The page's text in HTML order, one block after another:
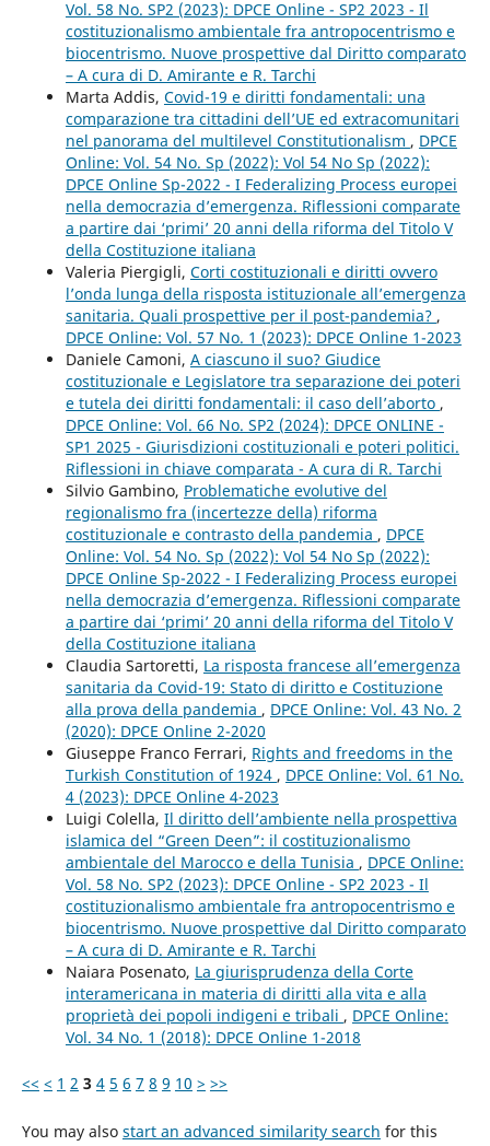
Vol. 58 No. SP2 (2023): DPCE Online - SP2 2023 - Il
costituzionalismo ambientale fra antropocentrismo e
biocentrismo. Nuove prospettive dal Diritto comparato
– A cura di D. Amirante e R. Tarchi
Marta Addis, Covid-19 e diritti fondamentali: una
comparazione tra cittadini dell’UE ed extracomunitari
nel panorama del multilevel Constitutionalism , DPCE
Online: Vol. 54 No. Sp (2022): Vol 54 No Sp (2022):
DPCE Online Sp-2022 - I Federalizing Process europei
nella democrazia d’emergenza. Riflessioni comparate
a partire dai ‘primi’ 20 anni della riforma del Titolo V
della Costituzione italiana
Valeria Piergigli, Corti costituzionali e diritti ovvero
l’onda lunga della risposta istituzionale all’emergenza
sanitaria. Quali prospettive per il post-pandemia? ,
DPCE Online: Vol. 57 No. 1 (2023): DPCE Online 1-2023
Daniele Camoni, A ciascuno il suo? Giudice
costituzionale e Legislatore tra separazione dei poteri
e tutela dei diritti fondamentali: il caso dell’aborto ,
DPCE Online: Vol. 66 No. SP2 (2024): DPCE ONLINE -
SP1 2025 - Giurisdizioni costituzionali e poteri politici.
Riflessioni in chiave comparata - A cura di R. Tarchi
Silvio Gambino, Problematiche evolutive del
regionalismo fra (incertezze della) riforma
costituzionale e contrasto della pandemia , DPCE
Online: Vol. 54 No. Sp (2022): Vol 54 No Sp (2022):
DPCE Online Sp-2022 - I Federalizing Process europei
nella democrazia d’emergenza. Riflessioni comparate
a partire dai ‘primi’ 20 anni della riforma del Titolo V
della Costituzione italiana
Claudia Sartoretti, La risposta francese all’emergenza
sanitaria da Covid-19: Stato di diritto e Costituzione
alla prova della pandemia , DPCE Online: Vol. 43 No. 2
(2020): DPCE Online 2-2020
Giuseppe Franco Ferrari, Rights and freedoms in the
Turkish Constitution of 1924 , DPCE Online: Vol. 61 No.
4 (2023): DPCE Online 4-2023
Luigi Colella, Il diritto dell’ambiente nella prospettiva
islamica del “Green Deen”: il costituzionalismo
ambientale del Marocco e della Tunisia , DPCE Online:
Vol. 58 No. SP2 (2023): DPCE Online - SP2 2023 - Il
costituzionalismo ambientale fra antropocentrismo e
biocentrismo. Nuove prospettive dal Diritto comparato
– A cura di D. Amirante e R. Tarchi
Naiara Posenato, La giurisprudenza della Corte
interamericana in materia di diritti alla vita e alla
proprietà dei popoli indigeni e tribali , DPCE Online:
Vol. 34 No. 1 (2018): DPCE Online 1-2018
<< < 1 2 3 4 5 6 7 8 9 10 > >>
You may also start an advanced similarity search for this